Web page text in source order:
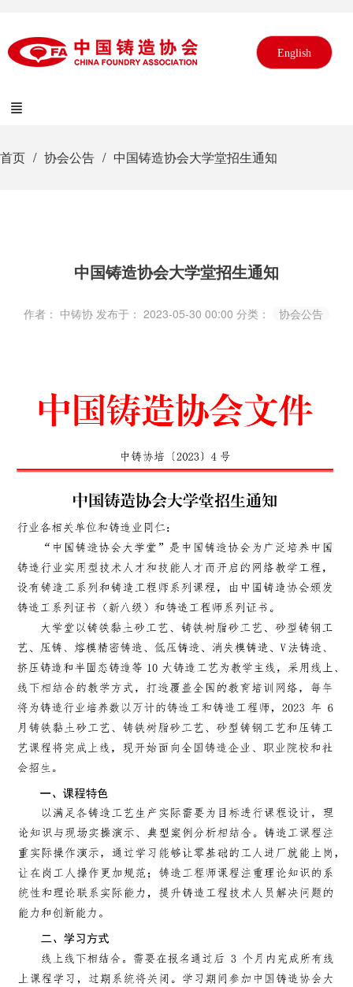
English
首页 协会公告 中国铸造协会大学堂招生通知
中国铸造协会大学堂招生通知
作者： 中铸协 发布于： 2023-05-30 00:00 分类： 协会公告